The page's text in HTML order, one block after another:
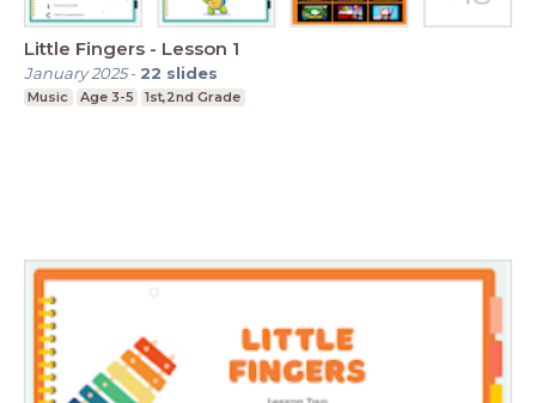
Little Fingers - Lesson 1
January 2025- 22 slides
Music Age 3-5 1st,2nd Grade